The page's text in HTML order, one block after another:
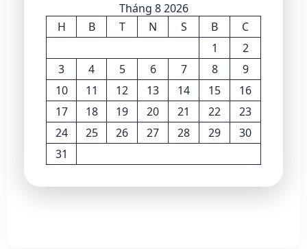
Tháng 8 2026
H
B T N S B
C
1
2
3
4 5 6 7 8
9
10
11 12 13 14 15
16
17
18 19 20 21 22
23
24
25 26 27 28 29
30
31